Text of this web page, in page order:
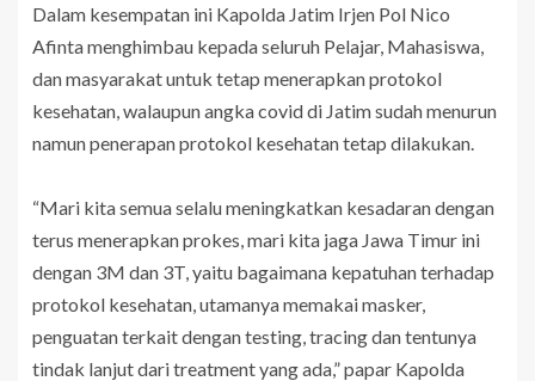
Dalam kesempatan ini Kapolda Jatim Irjen Pol Nico
Afinta menghimbau kepada seluruh Pelajar, Mahasiswa,
dan masyarakat untuk tetap menerapkan protokol
kesehatan, walaupun angka covid di Jatim sudah menurun
namun penerapan protokol kesehatan tetap dilakukan.
“Mari kita semua selalu meningkatkan kesadaran dengan
terus menerapkan prokes, mari kita jaga Jawa Timur ini
dengan 3M dan 3T, yaitu bagaimana kepatuhan terhadap
protokol kesehatan, utamanya memakai masker,
penguatan terkait dengan testing, tracing dan tentunya
tindak lanjut dari treatment yang ada,” papar Kapolda